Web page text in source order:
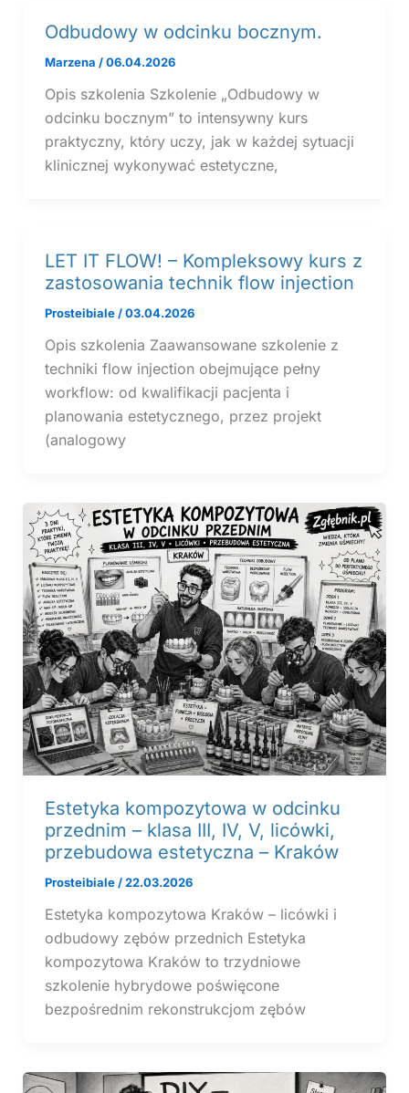
Odbudowy w odcinku bocznym.
Marzena /06.04.2026
Opis szkolenia Szkolenie „Odbudowy w
odcinku bocznym” to intensywny kurs
praktyczny, który uczy, jak w każdej sytuacji
klinicznej wykonywać estetyczne,
LET IT FLOW! – Kompleksowy kurs z
zastosowania technik flow injection
Prosteibiale /03.04.2026
Opis szkolenia Zaawansowane szkolenie z
techniki flow injection obejmujące pełny
workflow: od kwalifikacji pacjenta i
planowania estetycznego, przez projekt
(analogowy
Estetyka kompozytowa w odcinku
przednim – klasa III, IV, V, licówki,
przebudowa estetyczna – Kraków
Prosteibiale /22.03.2026
Estetyka kompozytowa Kraków – licówki i
odbudowy zębów przednich Estetyka
kompozytowa Kraków to trzydniowe
szkolenie hybrydowe poświęcone
bezpośrednim rekonstrukcjom zębów